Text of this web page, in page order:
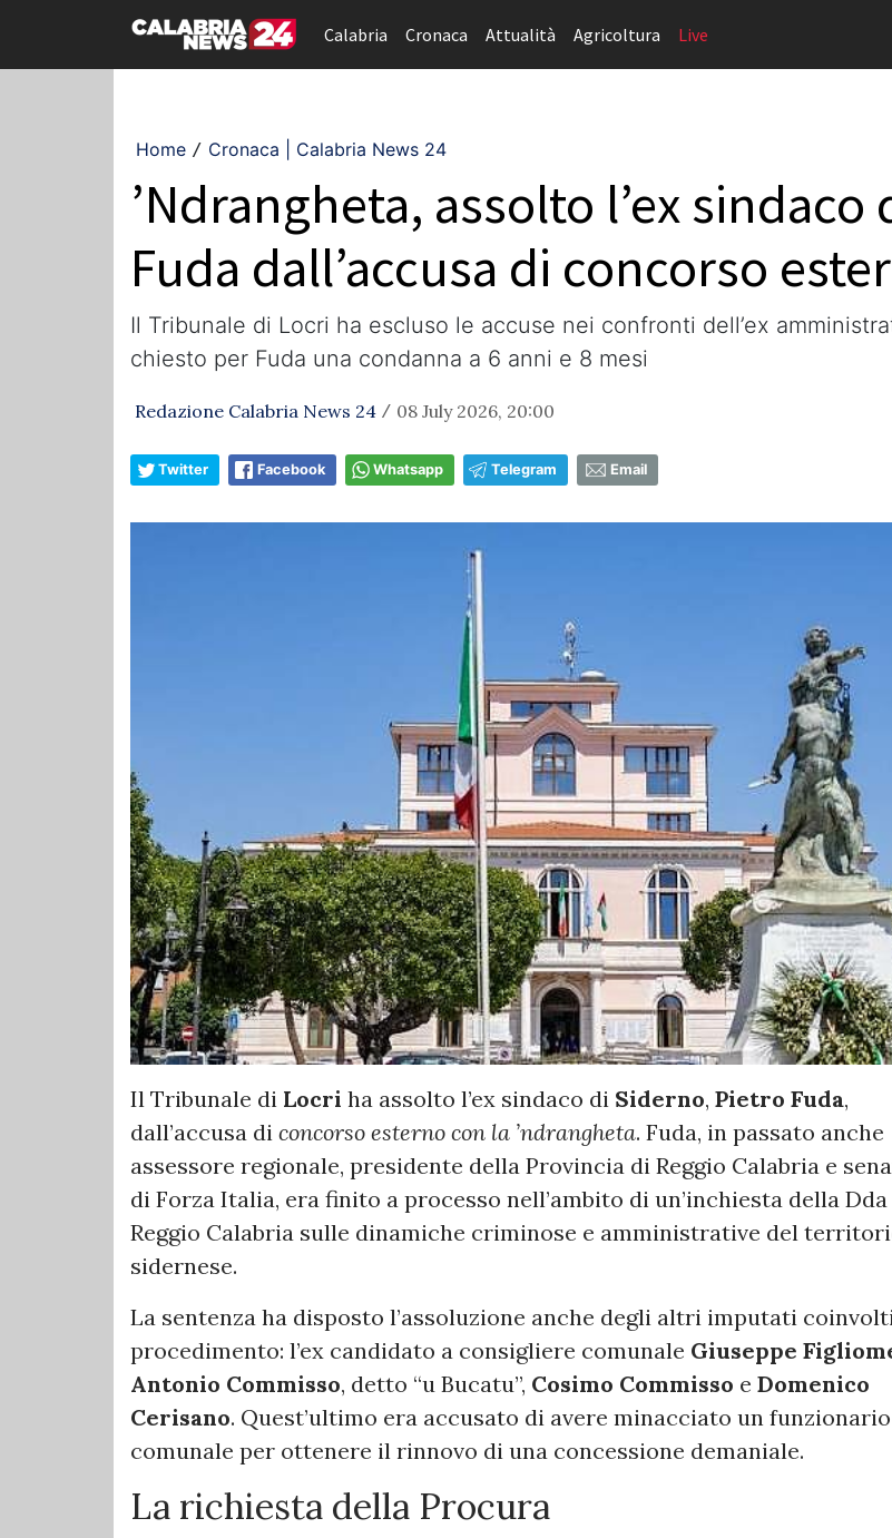
Calabria Cronaca Attualità Agricoltura Live
Home / Cronaca | Calabria News 24
’Ndrangheta, assolto l’ex
Fuda dall’accusa di concorso
Il Tribunale di Locri ha escluso le accuse nei confronti dell’ex
chiesto per Fuda una condanna a 6 anni e 8 mesi
Redazione Calabria News 24 / 08 July 2026, 20:00
Twitter Facebook Whatsapp Telegram Email
Il Tribunale di Locri ha assolto l’ex sindaco di Siderno, Pietro Fuda,
dall’accusa di concorso esterno con la ’ndrangheta. Fuda, in passato anche
assessore regionale, presidente della Provincia di Reggio Calabria e
di Forza Italia, era finito a processo nell’ambito di un’inchiesta della
Reggio Calabria sulle dinamiche criminose e amministrative del
sidernese.
La sentenza ha disposto l’assoluzione anche degli altri imputati
procedimento: l’ex candidato a consigliere comunale Giuseppe
Antonio Commisso, detto “u Bucatu”, Cosimo Commisso e Domenico
Cerisano. Quest’ultimo era accusato di avere minacciato un funzionario
comunale per ottenere il rinnovo di una concessione demaniale.
La richiesta della Procura